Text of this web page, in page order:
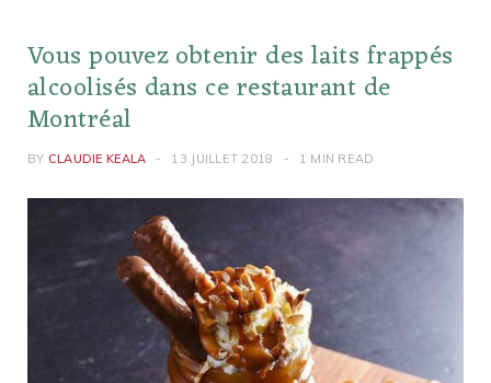
Vous pouvez obtenir des laits frappés
alcoolisés dans ce restaurant de
Montréal
BY CLAUDIE KEALA 13 JUILLET 2018 1 MIN READ